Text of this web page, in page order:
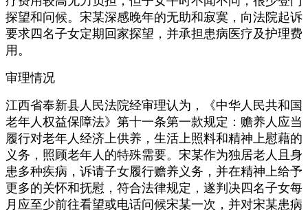
探望和问候。宋某深感晚年的无助和寂寞，向法院起诉
要求四名子女定期回家探望，并承担患病医疗及护理费
用。
审理情况
江西省奉新县人民法院经审理认为，《中华人民共和国
老年人权益保障法》第十一条第一款规定：赡养人应当
履行对老年人经济上供养，生活上照料和精神上慰藉的
义务，照顾老年人的特殊需要。宋某作为独居老人且身
患多种疾病，诉请子女履行赡养义务，并在精神上给予
更多的关怀和抚慰，符合法律规定，遂判决四名子女每
月应至少前往看望或电话问候宋某一次，并对宋某患病